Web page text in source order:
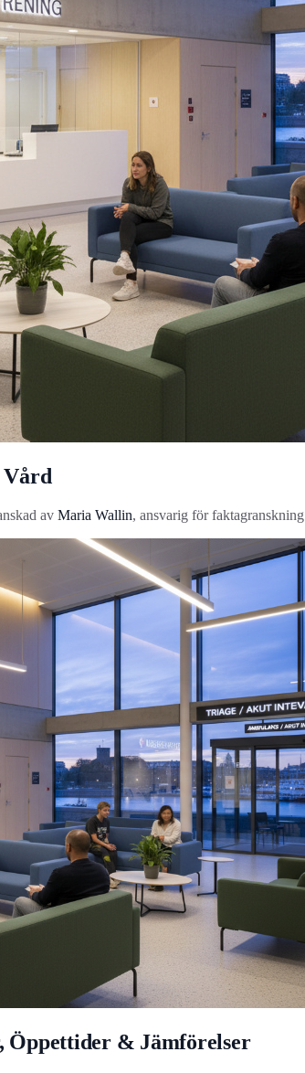
Vård
av Maria Wallin, ansvarig för faktagranskning
Öppettider & Jämförelser